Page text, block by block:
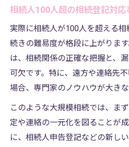
相続人100人超の相続登記対応
実際に相続人が100人を超える
続きの難易度が格段に上がりま
は、相続関係の正確な把握と、
可欠です。特に、遠方や連絡先
場合、専門家のノウハウが大きな
このような大規模相続では、ま
定や連絡の一元化を図ることが
に、相続人申告登記などの新し